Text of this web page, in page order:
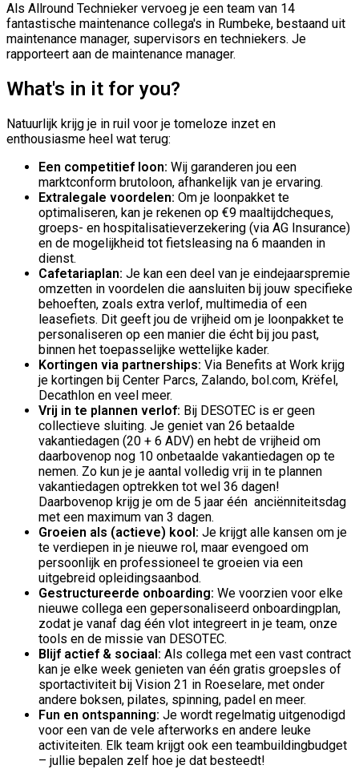
Als Allround Technieker vervoeg je een team van 14
fantastische maintenance collega's in Rumbeke, bestaand uit
maintenance manager, supervisors en techniekers. Je
rapporteert aan de maintenance manager.
What's in it for you?
Natuurlijk krijg je in ruil voor je tomeloze inzet en
enthousiasme heel wat terug:
Een competitief loon: Wij garanderen jou een
marktconform brutoloon, afhankelijk van je ervaring.
Extralegale voordelen: Om je loonpakket te
optimaliseren, kan je rekenen op €9 maaltijdcheques,
groeps- en hospitalisatieverzekering (via AG Insurance)
en de mogelijkheid tot fietsleasing na 6 maanden in
dienst.
Cafetariaplan: Je kan een deel van je eindejaarspremie
omzetten in voordelen die aansluiten bij jouw specifieke
behoeften, zoals extra verlof, multimedia of een
leasefiets. Dit geeft jou de vrijheid om je loonpakket te
personaliseren op een manier die écht bij jou past,
binnen het toepasselijke wettelijke kader.
Kortingen via partnerships: Via Benefits at Work krijg
je kortingen bij Center Parcs, Zalando, bol.com, Krëfel,
Decathlon en veel meer.
Vrij in te plannen verlof: Bij DESOTEC is er geen
collectieve sluiting. Je geniet van 26 betaalde
vakantiedagen (20 + 6 ADV) en hebt de vrijheid om
daarbovenop nog 10 onbetaalde vakantiedagen op te
nemen. Zo kun je je aantal volledig vrij in te plannen
vakantiedagen optrekken tot wel 36 dagen!
Daarbovenop krijg je om de 5 jaar één anciënniteitsdag
met een maximum van 3 dagen.
Groeien als (actieve) kool: Je krijgt alle kansen om je
te verdiepen in je nieuwe rol, maar evengoed om
persoonlijk en professioneel te groeien via een
uitgebreid opleidingsaanbod.
Gestructureerde onboarding: We voorzien voor elke
nieuwe collega een gepersonaliseerd onboardingplan,
zodat je vanaf dag één vlot integreert in je team, onze
tools en de missie van DESOTEC.
Blijf actief & sociaal: Als collega met een vast contract
kan je elke week genieten van één gratis groepsles of
sportactiviteit bij Vision 21 in Roeselare, met onder
andere boksen, pilates, spinning, padel en meer.
Fun en ontspanning: Je wordt regelmatig uitgenodigd
voor een van de vele afterworks en andere leuke
activiteiten. Elk team krijgt ook een teambuildingbudget
– jullie bepalen zelf hoe je dat besteedt!